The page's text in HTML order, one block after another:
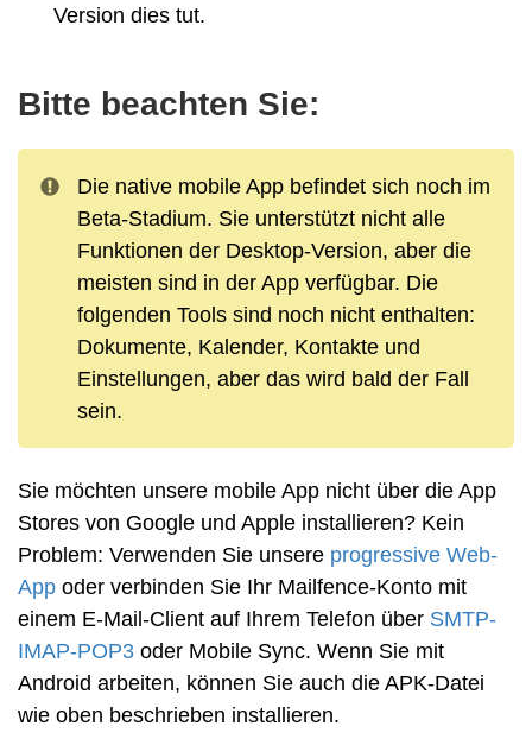
Version dies tut.
Bitte beachten Sie:
Die native mobile App befindet sich noch im
Beta-Stadium. Sie unterstützt nicht alle
Funktionen der Desktop-Version, aber die
meisten sind in der App verfügbar. Die
folgenden Tools sind noch nicht enthalten:
Dokumente, Kalender, Kontakte und
Einstellungen, aber das wird bald der Fall
sein.
Sie möchten unsere mobile App nicht über die App
Stores von Google und Apple installieren? Kein
Problem: Verwenden Sie unsere progressive Web-
App oder verbinden Sie Ihr Mailfence-Konto mit
einem E-Mail-Client auf Ihrem Telefon über SMTP-
IMAP-POP3 oder Mobile Sync. Wenn Sie mit
Android arbeiten, können Sie auch die APK-Datei
wie oben beschrieben installieren.